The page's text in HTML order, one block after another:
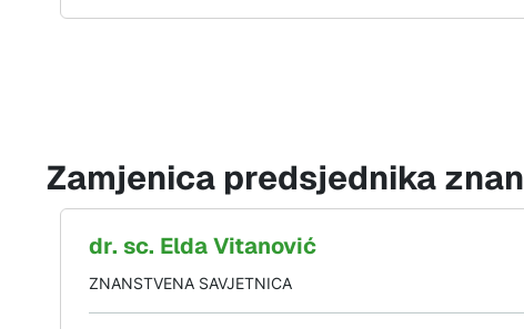
Zamjenica predsjednika
dr. sc. EldaVitanović
ZNANSTVENA SAVJETNICA